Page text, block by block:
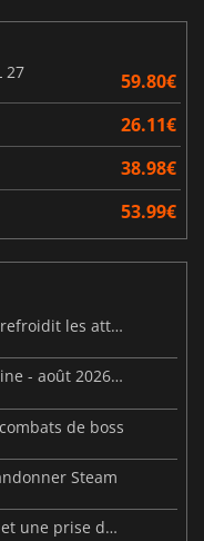
27
59.80€
26.11€
38.98€
53.99€
Steam Frame : une fuite sur le prix refroidit les attentes VR
Sorties de jeux vidéo de cette semaine - août 2026 (semaine 32)
de boss
Steam
Des cartes de logiciels malveillants et une prise de contrôle de Discord ont touché Meccha Chameleon